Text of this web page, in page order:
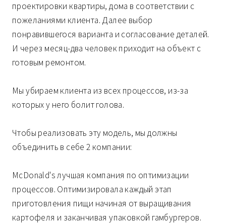
проектировки квартиры, дома в соответствии с
пожеланиями клиента. Далее выбор
понравившегося варианта и согласование деталей.
И через месяц-два человек приходит на объект с
готовым ремонтом.
Мы убираем клиента из всех процессов, из-за
которых у него болит голова.
Чтобы реализовать эту модель, мы должны
объединить в себе 2 компании:
McDonald's лучшая компания по оптимизации
процессов. Оптимизировала каждый этап
приготовления пищи начиная от выращивания
картофеля и заканчивая упаковкой гамбургеров.